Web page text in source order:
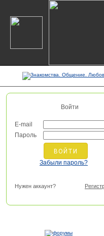
Войти
E-mail
Пароль
Забыли пароль?
Нужен аккаунт?